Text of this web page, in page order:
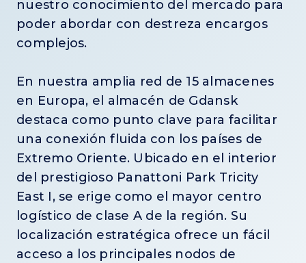
nuestro conocimiento del mercado para
poder abordar con destreza encargos
complejos.
En nuestra amplia red de 15 almacenes
en Europa, el almacén de Gdansk
destaca como punto clave para facilitar
una conexión fluida con los países de
Extremo Oriente. Ubicado en el interior
del prestigioso Panattoni Park Tricity
East I, se erige como el mayor centro
logístico de clase A de la región. Su
localización estratégica ofrece un fácil
acceso a los principales nodos de